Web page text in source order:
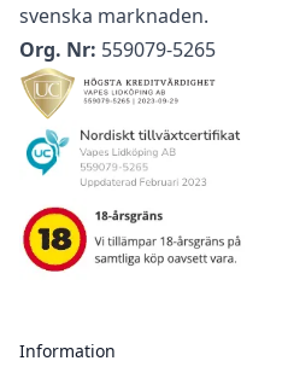
svenska marknaden.
Org. Nr: 559079-5265
Information